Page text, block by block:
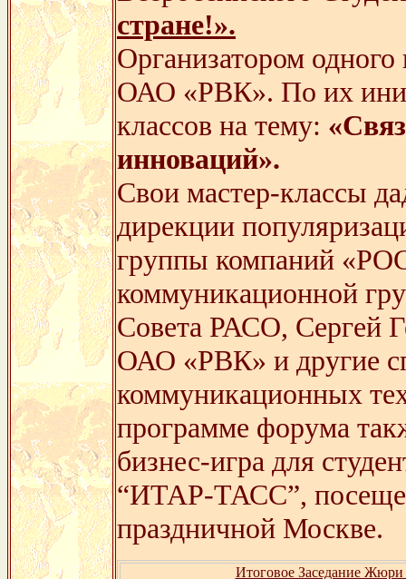
стране!».
Организатором
ОАО «РВК». По их
классов на тему:
инноваций».
Свои мастер-классы
дирекции
группы компаний
коммуникационной
Совета РАСО, Сергей
ОАО «РВК» и другие
коммуникационных
программе форума
бизнес-игра для
“ИТАР-ТАСС”,
праздничной Москве.
Итоговое Заседание